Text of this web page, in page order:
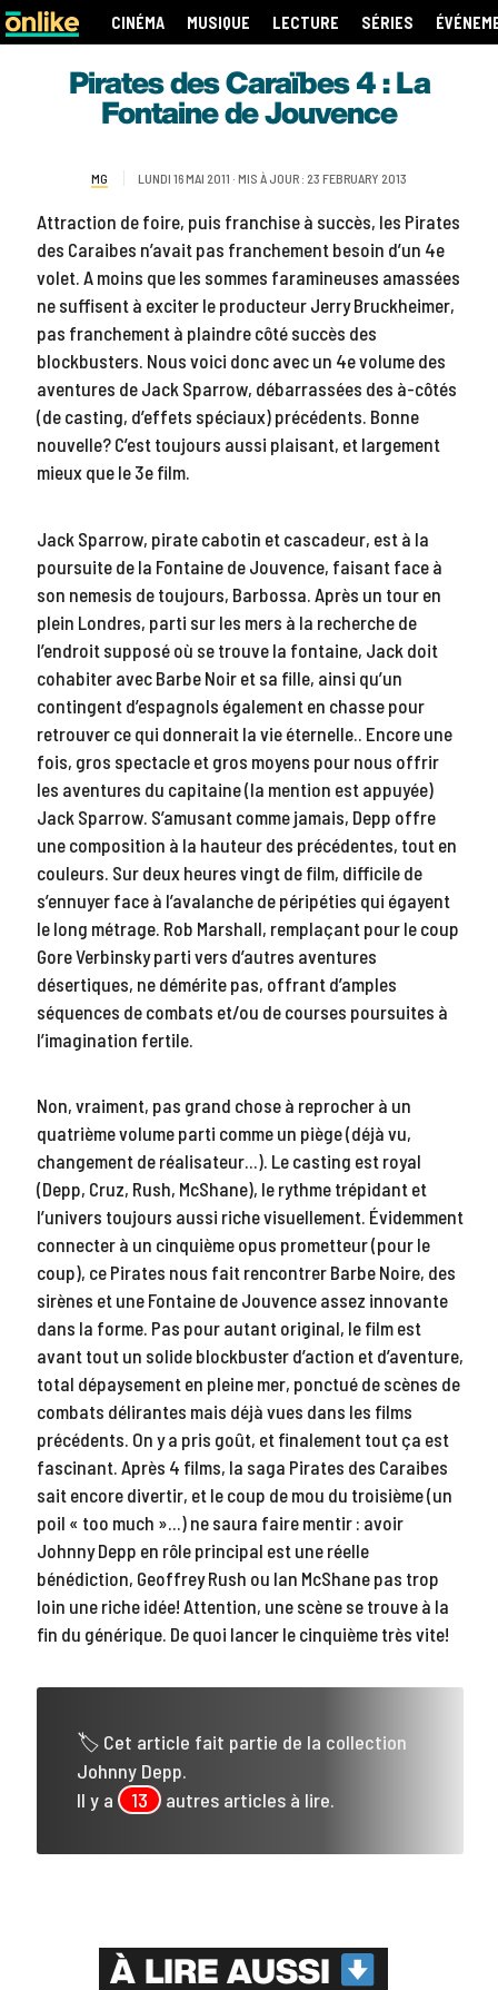
CINÉMA MUSIQUE LECTURE SÉRIES
Pirates des Caraïbes 4 : La
Fontaine de Jouvence
MG LUNDI 16 MAI 2011 · MIS À JOUR : 23 FEBRUARY 2013
Attraction de foire, puis franchise à succès, les Pirates
des Caraibes n’avait pas franchement besoin d’un 4e
volet. A moins que les sommes faramineuses amassées
ne suffisent à exciter le producteur Jerry Bruckheimer,
pas franchement à plaindre côté succès des
blockbusters. Nous voici donc avec un 4e volume des
aventures de Jack Sparrow, débarrassées des à-côtés
(de casting, d’effets spéciaux) précédents. Bonne
nouvelle? C’est toujours aussi plaisant, et largement
mieux que le 3e film.
Jack Sparrow, pirate cabotin et cascadeur, est à la
poursuite de la Fontaine de Jouvence, faisant face à
son nemesis de toujours, Barbossa. Après un tour en
plein Londres, parti sur les mers à la recherche de
l’endroit supposé où se trouve la fontaine, Jack doit
cohabiter avec Barbe Noir et sa fille, ainsi qu’un
contingent d’espagnols également en chasse pour
retrouver ce qui donnerait la vie éternelle.. Encore une
fois, gros spectacle et gros moyens pour nous offrir
les aventures du capitaine (la mention est appuyée)
Jack Sparrow. S’amusant comme jamais, Depp offre
une composition à la hauteur des précédentes, tout en
couleurs. Sur deux heures vingt de film, difficile de
s’ennuyer face à l’avalanche de péripéties qui égayent
le long métrage. Rob Marshall, remplaçant pour le coup
Gore Verbinsky parti vers d’autres aventures
désertiques, ne démérite pas, offrant d’amples
séquences de combats et/ou de courses poursuites à
l’imagination fertile.
Non, vraiment, pas grand chose à reprocher à un
quatrième volume parti comme un piège (déjà vu,
changement de réalisateur…). Le casting est royal
(Depp, Cruz, Rush, McShane), le rythme trépidant et
l’univers toujours aussi riche visuellement. Évidemment
connecter à un cinquième opus prometteur (pour le
coup), ce Pirates nous fait rencontrer Barbe Noire, des
sirènes et une Fontaine de Jouvence assez innovante
dans la forme. Pas pour autant original, le film est
avant tout un solide blockbuster d’action et d’aventure,
total dépaysement en pleine mer, ponctué de scènes de
combats délirantes mais déjà vues dans les films
précédents. On y a pris goût, et finalement tout ça est
fascinant. Après 4 films, la saga Pirates des Caraibes
sait encore divertir, et le coup de mou du troisième (un
poil « too much »…) ne saura faire mentir : avoir
Johnny Depp en rôle principal est une réelle
bénédiction, Geoffrey Rush ou Ian McShane pas trop
loin une riche idée! Attention, une scène se trouve à la
fin du générique. De quoi lancer le cinquième très vite!
🏷 Cet article fait partie de la collection
Johnny Depp.
Il y a
13 autres articles à lire.
À LIRE AUSSI